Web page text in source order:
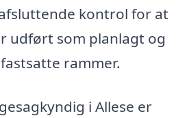
kontrol for at
udført som planlagt og
rammer.
i Allese er